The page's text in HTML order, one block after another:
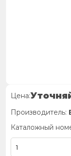
Цена:
Производитель:
Каталожный